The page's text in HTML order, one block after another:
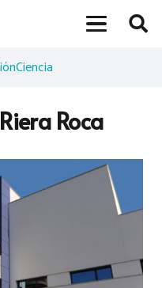
Ciencia
Roca